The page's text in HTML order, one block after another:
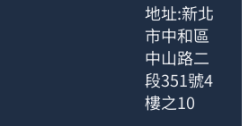
地址:新北
市中和區
中山路二
段351號4
樓之10